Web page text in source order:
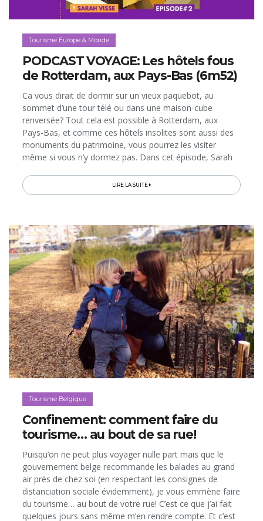
Tourisme Europe & Monde
PODCAST VOYAGE: Les hôtels fous
de Rotterdam, aux Pays-Bas (6m52)
Ca vous dirait de dormir sur un vieux paquebot, au
sommet d’une tour télé ou dans une maison-cube
renversée? Tout cela est possible à Rotterdam, aux
Pays-Bas, et comme ces hôtels insolites sont aussi des
monuments du patrimoine, vous pourrez les visiter
même si vous n’y dormez pas. Dans cet épisode, Sarah
pour y passer un séjour...LIRE LA SUITE
Tourisme Belgique
Confinement: comment faire du
tourisme… au bout de sa rue!
Puisqu’on ne peut plus voyager nulle part mais que le
gouvernement belge recommande les balades au grand
air près de chez soi (en respectant les consignes de
distanciation sociale évidemment), je vous emmène faire
du tourisme… au bout de votre rue! C’est ce que j’ai fait
quelques jours sans même m’en rendre compte. Et c’est